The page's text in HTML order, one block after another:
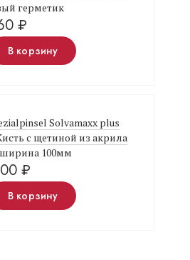
герметик
₽
В корзину
Solvamaxx plus
с щетиной из акрила
100мм
₽
В корзину